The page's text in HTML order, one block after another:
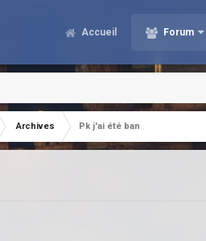
Accueil Forum
Archives
Pk j'ai été ban